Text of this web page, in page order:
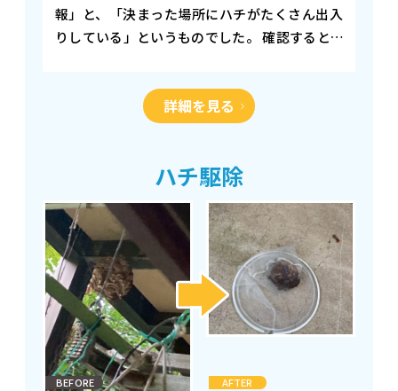
報」と、「決まった場所にハチがたくさん出入
りしている」というものでした。 確認すると、
詳細を見る
ハチ駆除
BEFORE AFTER